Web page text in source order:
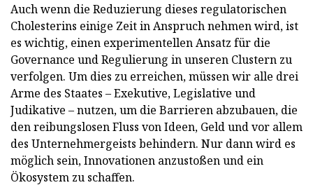
Auch wenn die Reduzierung dieses regulatorischen
Cholesterins einige Zeit in Anspruch nehmen wird, ist
es wichtig, einen experimentellen Ansatz für die
Governance und Regulierung in unseren Clustern zu
verfolgen. Um dies zu erreichen, müssen wir alle drei
Arme des Staates – Exekutive, Legislative und
Judikative – nutzen, um die Barrieren abzubauen, die
den reibungslosen Fluss von Ideen, Geld und vor allem
des Unternehmergeists behindern. Nur dann wird es
möglich sein, Innovationen anzustoßen und ein
Ökosystem zu schaffen.